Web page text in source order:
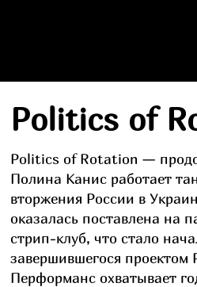
Politics of
Politics of Rotation —
Полина Канис работает
вторжения России в
оказалась поставлена на
стрип-клуб, что стало
завершившегося
Перформанс охватывает